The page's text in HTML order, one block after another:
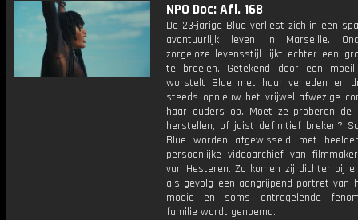
NPO Doc: Afl. 168
De 23-jarige Blue verliest zich in een
avontuurlijk leven in Marseille.
zorgeloze levensstijl lijkt echter een
te broeien. Getekend door een
worstelt Blue met haar verleden en
steeds opnieuw het vrijwel afwezige
haar ouders op. Moet ze proberen
herstellen, of juist definitief breken?
Blue worden afgewisseld met
persoonlijke videoarchief van
van Hesteren. Zo komen zij dichter bij
als gevolg een aangrijpend portret van
mooie en soms ontregelende
familie wordt genoemd.